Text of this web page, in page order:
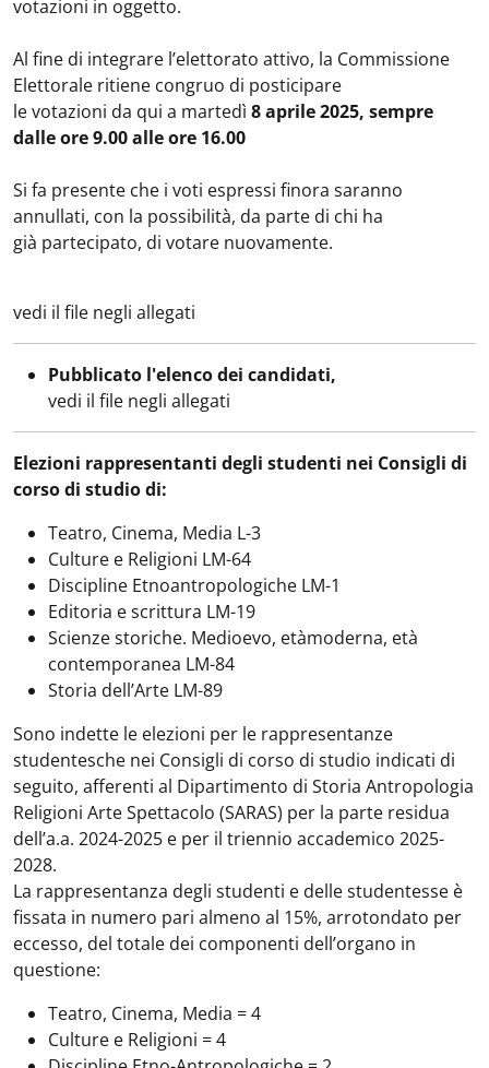
votazioni in oggetto.
Al fine di integrare l’elettorato attivo, la Commissione
Elettorale ritiene congruo di posticipare
le votazioni da qui a martedì 8 aprile 2025, sempre
dalle ore 9.00 alle ore 16.00
Si fa presente che i voti espressi finora saranno
annullati, con la possibilità, da parte di chi ha
già partecipato, di votare nuovamente.
vedi il file negli allegati
Pubblicato l'elenco dei candidati,
vedi il file negli allegati
Elezioni rappresentanti degli studenti nei Consigli di
corso di studio di:
Teatro, Cinema, Media L-3
Culture e Religioni LM-64
Discipline Etnoantropologiche LM-1
Editoria e scrittura LM-19
Scienze storiche. Medioevo, etàmoderna, età
contemporanea LM-84
Storia dell’Arte LM-89
Sono indette le elezioni per le rappresentanze
studentesche nei Consigli di corso di studio indicati di
seguito, afferenti al Dipartimento di Storia Antropologia
Religioni Arte Spettacolo (SARAS) per la parte residua
dell’a.a. 2024-2025 e per il triennio accademico 2025-
2028.
La rappresentanza degli studenti e delle studentesse è
fissata in numero pari almeno al 15%, arrotondato per
eccesso, del totale dei componenti dell’organo in
questione:
Teatro, Cinema, Media = 4
Culture e Religioni = 4